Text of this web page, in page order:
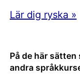
Lär dig ryska »
På de här
andra